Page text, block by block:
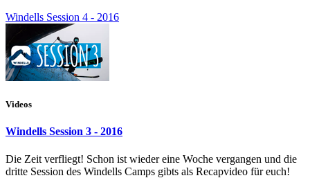
Windells Session 4 - 2016
Videos
Windells Session 3 - 2016
Die Zeit verfliegt! Schon ist wieder eine Woche vergangen und die
dritte Session des Windells Camps gibts als Recapvideo für euch!